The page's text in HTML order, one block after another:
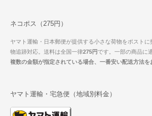
ネコポス（275円）
ヤマト運輸・日本郵便が提供する小さな荷物をポスト
物追跡対応。送料は全国一律275円 です。一部の商品に
複数の金額が指定されている場合、一番安い配送方法を
ヤマト運輸・宅急便（地域別料金）